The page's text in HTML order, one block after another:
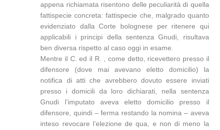
appena richiamata risentono delle peculiarità di quella
fattispecie concreta: fattispecie che, malgrado quanto
evidenziato dalla Corte bolognese per ritenere qui
applicabili i principi della sentenza Gnudi, risultava
ben diversa rispetto al caso oggi in esame.
Mentre il C. ed il R. , come detto, ricevettero presso il
difensore (dove mai avevano eletto domicilio) la
notifica di atti che avrebbero dovuto essere inviati
presso i domicili da loro dichiarati, nella sentenza
Gnudi l’imputato aveva eletto domicilio presso il
difensore, quindi – ferma restando la nomina – aveva
inteso revocare l’elezione de qua, e non di meno la